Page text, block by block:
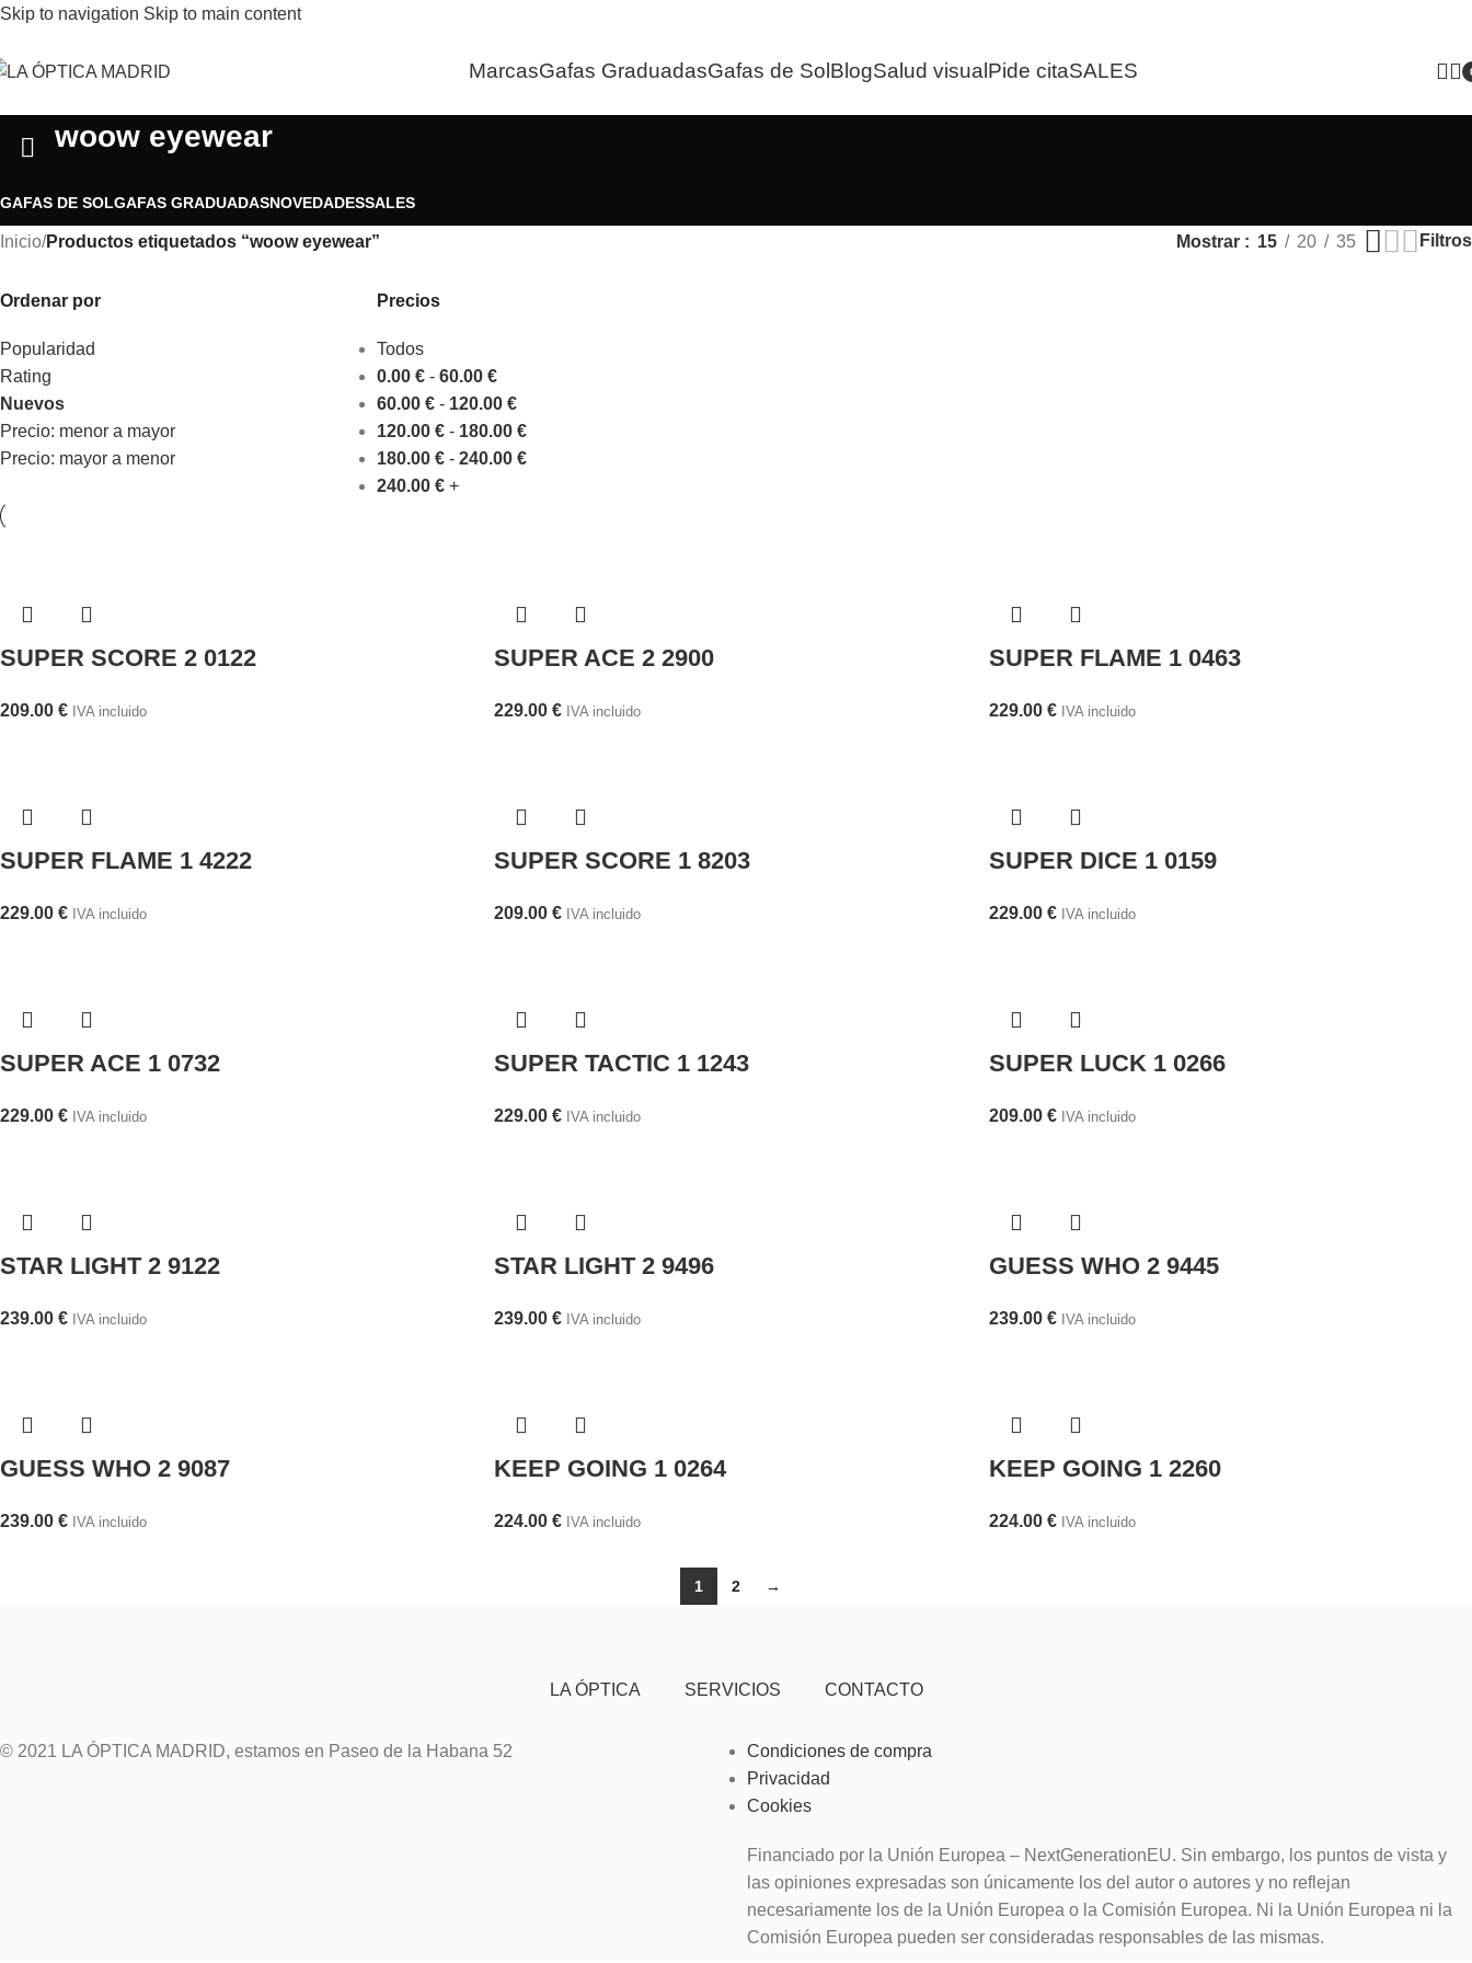
Skip to navigation Skip to main content
MarcasGafas GraduadasGafas de Sol BlogSalud visual Pide citaSALES
woow eyewear
GAFAS DE SOLGAFAS GRADUADASNOVEDADESSALES
Inicio/Productos etiquetados “woow eyewear” Mostrar 15 20 35 Filtros
Ordenar por
Popularidad
Rating
Nuevos
Precio: menor a mayor
Precio: mayor a menor
Precios
Todos
0.00 €- 60.00 €
60.00 €- 120.00 €
120.00 €- 180.00 €
180.00 €- 240.00 €
240.00 €+
SUPER SCORE 2 0122
209.00 € IVA incluido
SUPER ACE 2 2900
229.00€ IVA incluido
SUPER FLAME 1 0463
229.00 € IVA incluido
SUPER FLAME 1 4222
229.00 € IVA incluido
SUPER SCORE 1 8203
209.00€ IVA incluido
SUPER DICE 1 0159
229.00 € IVA incluido
SUPER ACE 1 0732
229.00 € IVA incluido
SUPER TACTIC 1 1243
229.00€ IVA incluido
SUPER LUCK 1 0266
209.00 € IVA incluido
STAR LIGHT 2 9122
239.00 € IVA incluido
STAR LIGHT 2 9496
239.00€ IVA incluido
GUESS WHO 2 9445
239.00 € IVA incluido
GUESS WHO 2 9087
239.00 € IVA incluido
KEEP GOING 1 0264
224.00€ IVA incluido
KEEP GOING 1 2260
224.00 € IVA incluido
1 2 →
LA ÓPTICA SERVICIOS CONTACTO
© 2021 LA ÓPTICA MADRID, estamos en Paseo de la Habana 52
Condiciones de compra
Privacidad
Cookies
Financiado por la Unión Europea – NextGenerationEU. Sin embargo, los puntos de vista y
las opiniones expresadas son únicamente los del autor o autores y no reflejan
necesariamente los de la Unión Europea o la Comisión Europea. Ni la Unión Europea ni la
Comisión Europea pueden ser consideradas responsables de las mismas.